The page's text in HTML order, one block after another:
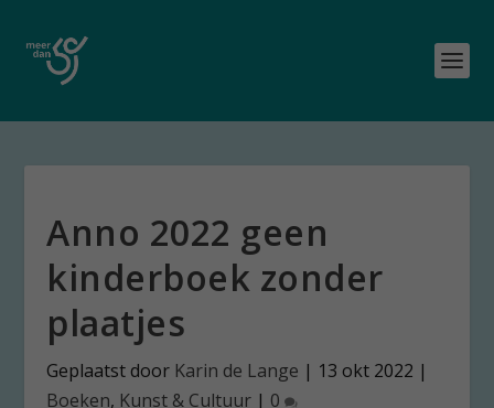
Anno 2022 geen
kinderboek zonder
plaatjes
Geplaatst door Karin de Lange | 13 okt 2022 |
Boeken, Kunst & Cultuur | 0